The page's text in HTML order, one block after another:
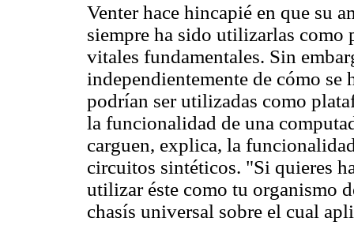
Venter hace hincapié en que su
siempre ha sido utilizarlas como
vitales fundamentales. Sin
independientemente de cómo se
podrían ser utilizadas como
la funcionalidad de una
carguen, explica, la
circuitos sintéticos. "Si quieres
utilizar éste como tu organismo
chasís universal sobre el cual